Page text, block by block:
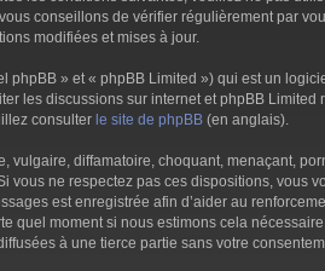
conseillons de vérifier régulièrement par
modifiées et mises à jour.
» et « phpBB Limited ») qui est un
les discussions sur internet et phpBB
consulter le site de phpBB (en anglais).
vulgaire, diffamatoire, choquant, menaçant,
ne respectez pas ces dispositions,
est enregistrée afin d’aider au
quel moment si nous estimons cela
à une tierce partie sans votre